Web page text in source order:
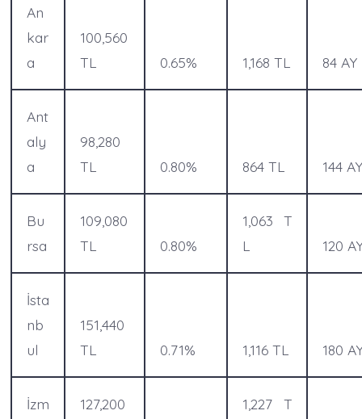
An
kar
a
100,560
TL
0.65% 1,168 TL 84 AY
Ant
aly
a
98,280
TL
0.80% 864 TL 144
Bu
rsa
109,080
TL
0.80%
1,063 T
L
120
İsta
nb
ul
151,440
TL
0.71% 1,116 TL 180
İzm
127,200
1,227 T